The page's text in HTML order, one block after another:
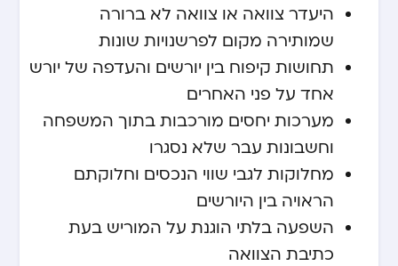
היעדר צוואה או צוואה לא ברורה
שמותירה מקום לפרשנויות שונות
תחושות קיפוח בין יורשים והעדפה של יורש
אחד על פני האחרים
מערכות יחסים מורכבות בתוך המשפחה
וחשבונות עבר שלא נסגרו
מחלוקות לגבי שווי הנכסים וחלוקתם
הראויה בין היורשים
השפעה בלתי הוגנת על המוריש בעת
כתיבת הצוואה